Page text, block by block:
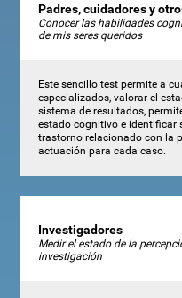
Padres, cuidadores y
Conocer las habilidades
de mis seres queridos
Este sencillo test permite a
especializados, valorar el
sistema de resultados,
estado cognitivo e identificar
trastorno relacionado con la
actuación para cada caso.
Investigadores
Medir el estado de la
investigación